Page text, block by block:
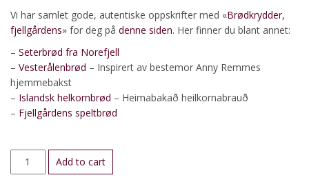
Vi har samlet gode, autentiske oppskrifter med «Brødkrydder,
fjellgårdens» for deg på denne siden. Her finner du blant annet:
– Seterbrød fra Norefjell
– Vesterålenbrød – Inspirert av bestemor Anny Remmes
hjemmebakst
– Islandsk helkornbrød – Heimabakað heilkornabrauð
– Fjellgårdens speltbrød
Brødkrydder,
fjellgårdens
Add to cart